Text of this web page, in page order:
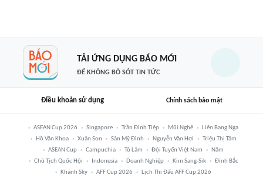
TẢI ỨNG DỤNG BÁO MỚI
ĐỂ KHÔNG BỎ SÓT TIN TỨC
Điều khoản sử dụng Chính sách bảo mật
ASEAN Cup 2026 Singapore Trần Đình Tiệp Mũi Nghê
Liên Bang Nga
Hồ Văn Khoa
Xuân Son Sân Mỹ Đình Nguyễn Văn Hợi
Triệu Thị Tâm
ASEAN Cup
Campuchia Tô Lâm Đội Tuyển Việt Nam
Năm
Chủ Tịch Quốc Hội
Indonesia Doanh Nghiệp Kim Sang-Sik
Đình Bắc
Khánh Sky
AFF Cup 2026
Lịch Thi Đấu AFF Cup 2026